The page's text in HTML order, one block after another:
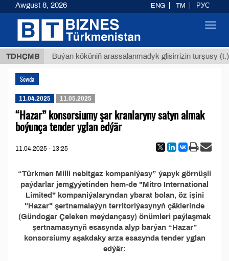
TDHÇMB
ТМТ Buýan köküniň arassalanmadyk glisirrizin turşusy (t.)
Söwda
11.04.2025 11.05.2025
“Hazar” konsorsiumy şar kranlaryny satyn almak
boýunça tender yglan edýär
11.04.2025 - 13:25
“Türkmen Milli nebitgaz kompaniýasy” ýapyk görnüşli
paýdarlar jemgyýetinden hem-de "Mitro International
Limited" kompaniýalaryndan ybarat bolan, öz işini
"Hazar" şertnamalaýyn territoriýasynyň çäklerinde
(Gündogar Çeleken meýdançasy) önümleri paýlaşmak
şertnamasynyň esasynda alyp barýan “Hazar”
konsorsiumy aşakdaky arza esasynda tender yglan
edýär:
Awgust 8, 2026 ENG TM РУС